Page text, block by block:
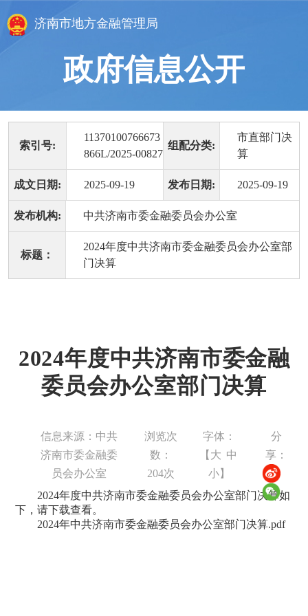
济南市地方金融管理局
政府信息公开
索引号:
11370100766673
866L/2025-00827
组配分类:
市直部门决
算
成文日期: 2025-09-19 发布日期: 2025-09-19
发布机构: 中共济南市委金融委员会办公室
标题：
2024年度中共济南市委金融委员会办公室部
门决算
2024年度中共济南市委金融
委员会办公室部门决算
信息来源：中共
济南市委金融委
员会办公室
浏览次
数：
204次
字体：
【 大 中
小】
分
享：
2024年度中共济南市委金融委员会办公室部门决算如
下，请下载查看。
2024年中共济南市委金融委员会办公室部门决算.pdf